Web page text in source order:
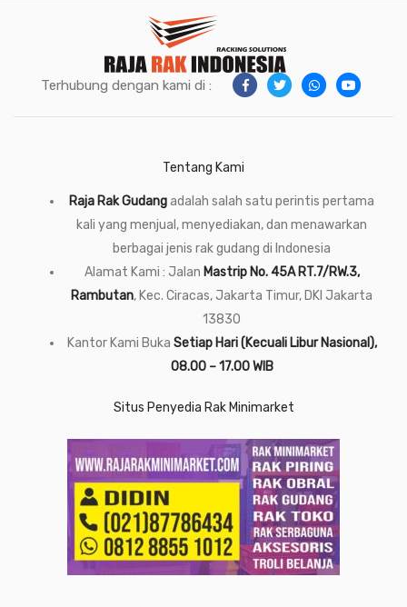
Terhubung dengan kami di :
Tentang Kami
Raja Rak Gudangadalah salah satu perintis pertama
kali yang menjual, menyediakan, dan menawarkan
berbagai jenis rak gudang di Indonesia
Alamat Kami : Jalan Mastrip No. 45A RT.7/RW.3,
Rambutan, Kec. Ciracas, Jakarta Timur, DKI Jakarta
13830
Kantor Kami Buka Setiap Hari (Kecuali Libur Nasional),
08.00 – 17.00 WIB
Situs Penyedia Rak Minimarket